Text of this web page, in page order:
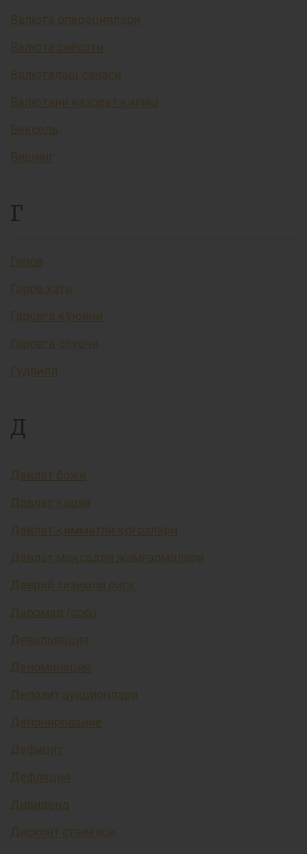
Валюта операциялари
Валюта сиёсати
Валюталаш санаси
Валютани назорат қилиш
Вексель
Вишинг
Г
Гаров
Гаров хати
Гаровга қўювчи
Гаровга олувчи
Гудвилл
Д
Давлат божи
Давлат қарзи
Давлат қимматли қоғозлари
Давлат мақсадли жамғармалари
Даврий тизимли риск
Даромад (соф)
Девальвация
Деноминация
Депозит аукционлари
Депонирование
Дефицит
Дефляция
Дивиденд
Дисконт ставкаси